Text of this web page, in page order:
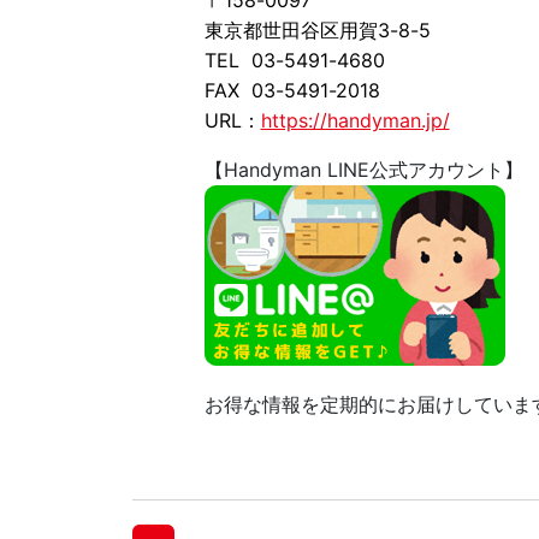
東京都世田谷区用賀3-8-5
TEL 03-5491-4680
FAX 03-5491-2018
URL： https://handyman.jp/
【Handyman LINE公式アカウント】
お得な情報を定期的にお届けしていま